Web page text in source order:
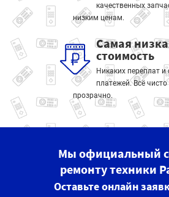
качественных
низким ценам.
Самая
стоимость
Никаких переплат и
платежей. Всё чисто
прозрачно.
Мы официальный
ремонту техники
Оставьте онлайн